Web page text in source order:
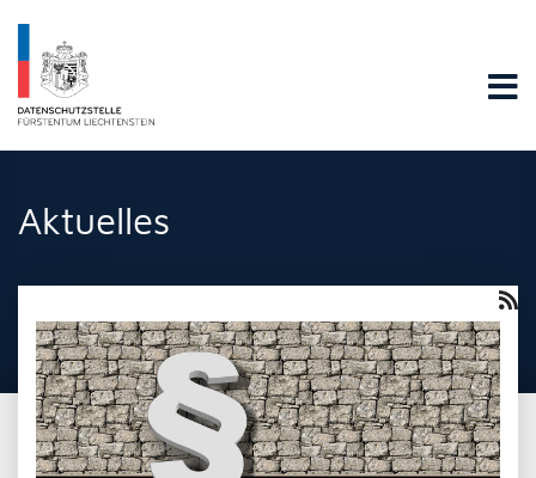
Datenschutzstelle Fürstentums Liechtenstein
Aktuelles